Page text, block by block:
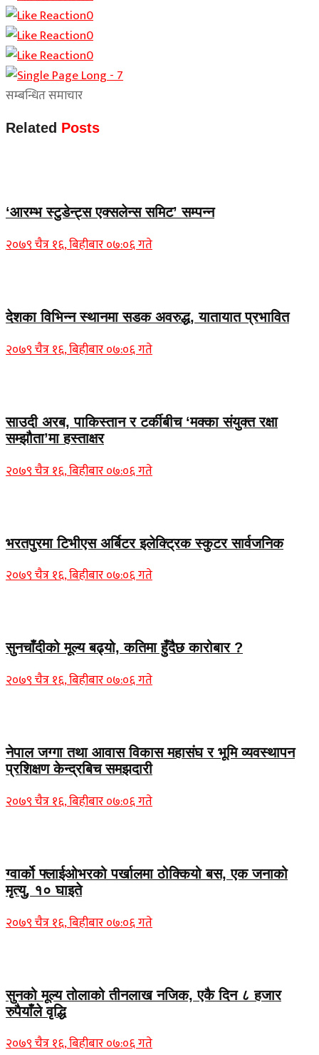
0
0
0
सम्बन्धित समाचार
Related Posts
‘आरम्भ स्टुडेन्ट्स एक्सलेन्स समिट’ सम्पन्न
२०७९ चैत्र १६, बिहीबार ०७:०६ गते
देशका विभिन्न स्थानमा सडक अवरुद्ध, यातायात प्रभावित
२०७९ चैत्र १६, बिहीबार ०७:०६ गते
साउदी अरब, पाकिस्तान र टर्कीबीच ‘मक्का संयुक्त रक्षा
सम्झौता’मा हस्ताक्षर
२०७९ चैत्र १६, बिहीबार ०७:०६ गते
भरतपुरमा टिभीएस अर्बिटर इलेक्ट्रिक स्कुटर सार्वजनिक
२०७९ चैत्र १६, बिहीबार ०७:०६ गते
सुनचाँदीको मूल्य बढ्यो, कतिमा हुँदैछ कारोबार ?
२०७९ चैत्र १६, बिहीबार ०७:०६ गते
नेपाल जग्गा तथा आवास विकास महासंघ र भूमि व्यवस्थापन
प्रशिक्षण केन्द्रबिच समझदारी
२०७९ चैत्र १६, बिहीबार ०७:०६ गते
ग्वार्को फ्लाईओभरको पर्खालमा ठोक्कियो बस, एक जनाको
मृत्यु, १० घाइते
२०७९ चैत्र १६, बिहीबार ०७:०६ गते
सुनको मूल्य तोलाको तीनलाख नजिक, एकै दिन ८ हजार
रुपैयाँले वृद्धि
२०७९ चैत्र १६, बिहीबार ०७:०६ गते